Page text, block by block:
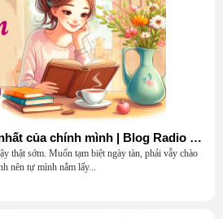
Đi tìm phiên bản tốt nhất của chính mình | Blog Radio 903
thật sớm. Muốn tạm biệt ngày tàn, phải vẫy chào
nên tự mình nắm lấy...